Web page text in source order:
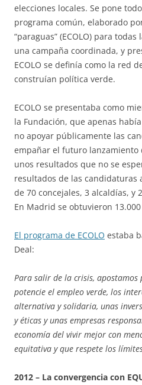
elecciones locales. Se pone
programa común, elaborado
“paraguas” (ECOLO) para
una campaña coordinada, y
ECOLO se definía como la red
construían política verde.
ECOLO se presentaba como
la Fundación, que apenas
no apoyar públicamente las
empañar el futuro lanzamiento
unos resultados que no se
resultados de las candidaturas
de 70 concejales, 3 alcaldías, y
En Madrid se obtuvieron 13.000
El programa de ECOLO estaba
Deal:
Para salir de la crisis, apostamos
potencie el empleo verde, los
alternativa y solidaria, unas
y éticas y unas empresas
economía del vivir mejor con
equitativa y que respete los
2012 – La convergencia con